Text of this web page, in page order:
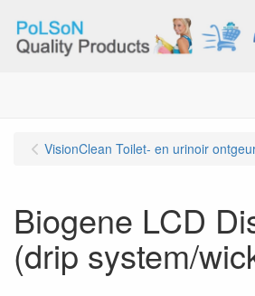
VisionClean Toilet- en urinoir
Biogene LCD
(drip system/